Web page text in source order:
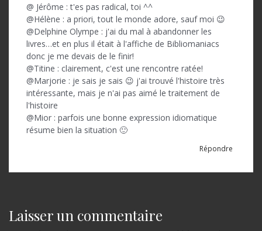
@ Jérôme : t'es pas radical, toi ^^
@Hélène : a priori, tout le monde adore, sauf moi 😉
@Delphine Olympe : j'ai du mal à abandonner les
livres…et en plus il était à l'affiche de Bibliomaniacs
donc je me devais de le finir!
@Titine : clairement, c'est une rencontre ratée!
@Marjorie : je sais je sais 😉 j'ai trouvé l'histoire très
intéressante, mais je n'ai pas aimé le traitement de
l'histoire
@Mior : parfois une bonne expression idiomatique
résume bien la situation 🙂
Répondre
Laisser un commentaire